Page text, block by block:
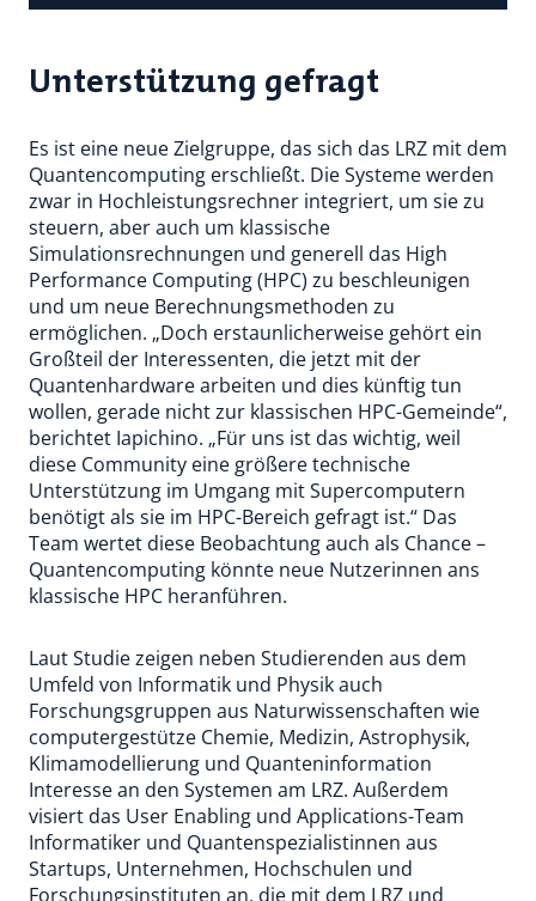
Unterstützung gefragt
Es ist eine neue Zielgruppe, das sich das LRZ mit dem
Quantencomputing erschließt. Die Systeme werden
zwar in Hochleistungsrechner integriert, um sie zu
steuern, aber auch um klassische
Simulationsrechnungen und generell das High
Performance Computing (HPC) zu beschleunigen
und um neue Berechnungsmethoden zu
ermöglichen. „Doch erstaunlicherweise gehört ein
Großteil der Interessenten, die jetzt mit der
Quantenhardware arbeiten und dies künftig tun
wollen, gerade nicht zur klassischen HPC-Gemeinde“,
berichtet Iapichino. „Für uns ist das wichtig, weil
diese Community eine größere technische
Unterstützung im Umgang mit Supercomputern
benötigt als sie im HPC-Bereich gefragt ist.“ Das
Team wertet diese Beobachtung auch als Chance –
Quantencomputing könnte neue Nutzerinnen ans
klassische HPC heranführen.
Laut Studie zeigen neben Studierenden aus dem
Umfeld von Informatik und Physik auch
Forschungsgruppen aus Naturwissenschaften wie
computergestütze Chemie, Medizin, Astrophysik,
Klimamodellierung und Quanteninformation
Interesse an den Systemen am LRZ. Außerdem
visiert das User Enabling und Applications-Team
Informatiker und Quantenspezialistinnen aus
Startups, Unternehmen, Hochschulen und
Forschungsinstituten an, die mit dem LRZ und